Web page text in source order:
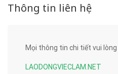
Thông tin liên hệ
Mọi thông tin chi tiết vui lòng
LAODONGVIECLAM.NET